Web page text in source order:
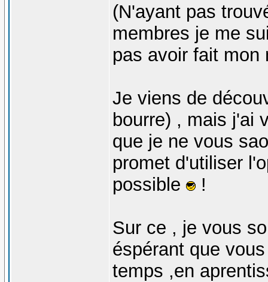
(N'ayant pas
membres je me
pas avoir fait
Je viens de
bourre) , mais j'ai
que je ne vous
promet d'utiliser
possible
!
Sur ce , je vous
éspérant que
temps ,en